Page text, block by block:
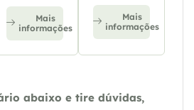
Mais
informações
Mais
informações
abaixo e tire dúvidas,